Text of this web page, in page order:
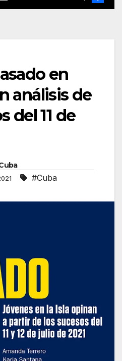
en
análisis de
del 11 de
#Cuba